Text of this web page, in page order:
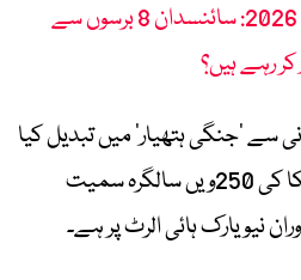
فٹبال ورلڈ کپ 2026: سائنسدان 8 برسوں سے
رہے ہیں؟
سے ‘جنگی ہتھیار’ میں تبدیل کیا
جا سکتا ہے، اسی لیے امریکا کی 250ویں سالگرہ سمیت
نیویارک ہائی الرٹ پر ہے۔